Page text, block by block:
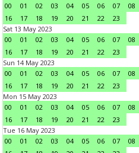
00
01 02 03 04 05 06 07 08
16
17 18 19 20 21 22
23
Sat 13 May 2023
00
01 02 03 04 05 06 07 08
16
17 18 19 20 21 22
23
Sun 14 May 2023
00
01 02 03 04 05 06 07 08
16
17 18 19 20 21 22
23
Mon 15 May 2023
00
01 02 03 04 05 06 07 08
16
17 18 19 20 21 22
23
Tue 16 May 2023
00
01 02 03 04 05 06 07 08